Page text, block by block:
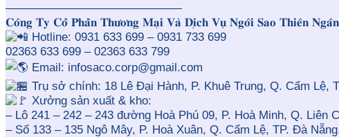
———————————————
𝐂𝐨̂𝐧𝐠 𝐓𝐲 𝐂𝐨̂̉ 𝐏𝐡𝐚̂̀𝐧 𝐓𝐡𝐮̛𝐨̛𝐧𝐠 𝐌𝐚̣𝐢 𝐕𝐚̀ 𝐃𝐢̣𝐜𝐡 𝐕𝐮̣ 𝐍𝐠𝐨̂𝐢 𝐒𝐚𝐨 𝐓𝐡𝐢𝐞̂𝐧
Hotline: 0931 633 699 – 0931 733 699
02363 633 699 – 02363 633 799
Email: infosaco.corp@gmail.com
Trụ sở chính: 18 Lê Đại Hành, P. Khuê Trung, Q. Cẩm Lệ,
Xưởng sản xuất & kho:
– Lô 241 – 242 – 243 đường Hoà Phú 09, P. Hoà Minh, Q. Liên
– Số 133 – 135 Ngô Mây, P. Hoà Xuân, Q. Cẩm Lệ, TP. Đà